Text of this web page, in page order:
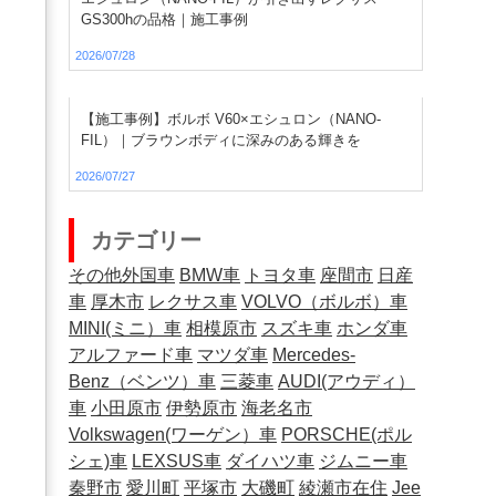
GS300hの品格｜施工事例
2026/07/28
【施工事例】ボルボ V60×エシュロン（NANO-
FIL）｜ブラウンボディに深みのある輝きを
2026/07/27
カテゴリー
その他外国車 BMW車 トヨタ車 座間市 日産
車 厚木市 レクサス車 VOLVO（ボルボ）車
MINI(ミニ）車 相模原市 スズキ車 ホンダ車
アルファード車 マツダ車 Mercedes-
Benz（ベンツ）車 三菱車 AUDI(アウディ）
車 小田原市 伊勢原市 海老名市
Volkswagen(ワーゲン）車 PORSCHE(ポル
シェ)車 LEXSUS車 ダイハツ車 ジムニー車
秦野市 愛川町 平塚市 大磯町 綾瀬市在住 Jee